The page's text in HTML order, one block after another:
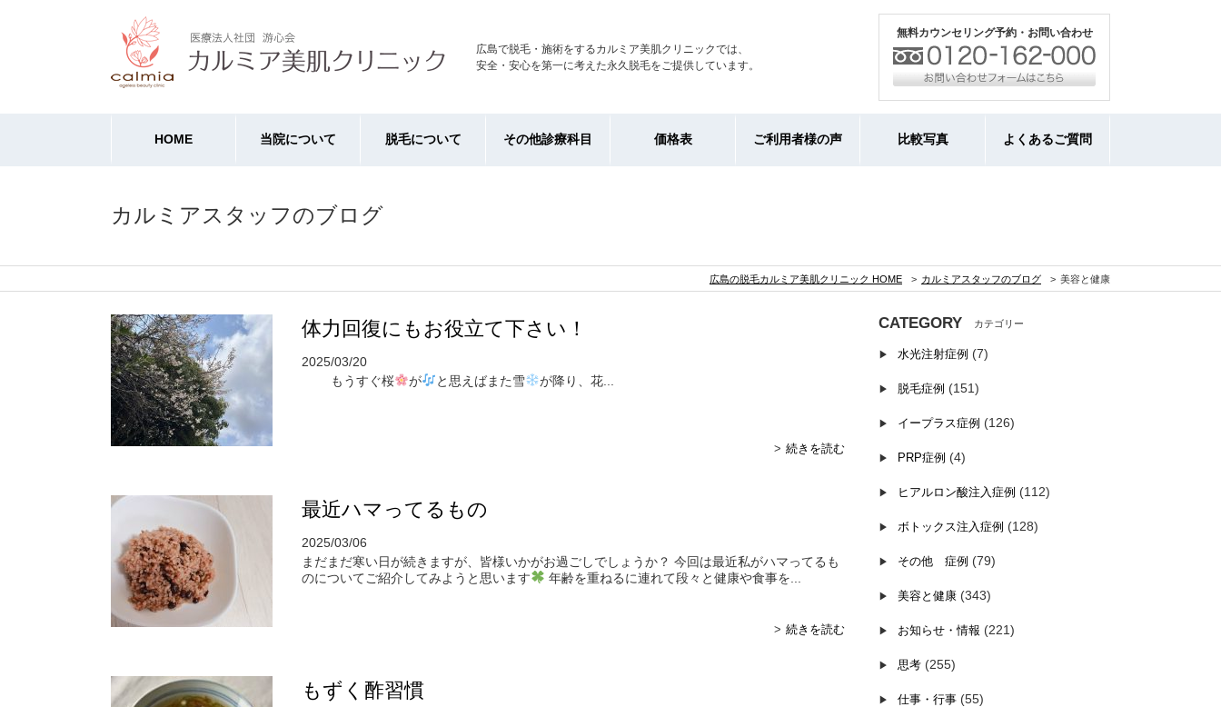
広島で脱毛・施術をするカルミア美肌クリニックでは、
安全・安心を第一に考えた永久脱毛をご提供しています。
無料カウンセリング予約・お問い合わせ
HOME 当院について 脱毛について その他診療科目 価格表 ご利用者様の声 比較写真 よくあるご質問
カルミアスタッフのブログ
広島の脱毛カルミア美肌クリニック HOME カルミアスタッフのブログ 美容と健康
体力回復にもお役立て下さい！
2025/03/20
もうすぐ桜
が と思えばまた雪 が降り、花...
続きを読む
最近ハマってるもの
2025/03/06
まだまだ寒い日が続きますが、皆様いかがお過ごしでしょうか？ 今回は最近私がハマってるも
のについてご紹介してみようと思います
年齢を重ねるに連れて段々と健康や食事を...
続きを読む
もずく酢習慣
CATEGORY
水光注射症例 (7)
脱毛症例 (151)
イープラス症例 (126)
PRP症例 (4)
ヒアルロン酸注入症例 (112)
ボトックス注入症例 (128)
その他 症例 (79)
美容と健康 (343)
お知らせ・情報 (221)
思考 (255)
仕事・行事 (55)